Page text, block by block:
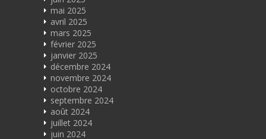
mai 2025
avril 2025
mars 2025
février 2025
janvier 2025
décembre 2024
novembre 2024
octobre 2024
septembre 2024
août 2024
juillet 2024
juin 2024